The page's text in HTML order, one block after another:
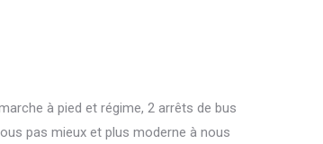
à pied et régime, 2 arrêts de bus
pas mieux et plus moderne à nous